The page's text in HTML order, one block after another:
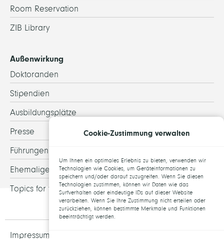
Room Reservation
ZIB Library
Außenwirkung
Doktoranden
Stipendien
Ausbildungsplätze
Presse
Führungen
Ehemalige
Topics for theses
Impressum und Datenschutz
Cookie-Zustimmung verwalten
Um Ihnen ein optimales Erlebnis zu bieten, verwenden wir
Technologien wie Cookies, um Geräteinformationen zu
speichern und/oder darauf zuzugreifen. Wenn Sie diesen
Technologien zustimmen, können wir Daten wie das
Surfverhalten oder eindeutige IDs auf dieser Website
verarbeiten. Wenn Sie Ihre Zustimmung nicht erteilen oder
zurückziehen, können bestimmte Merkmale und Funktionen
beeinträchtigt werden.